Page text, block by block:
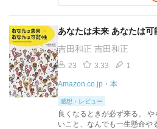
あなたは未来 あなたは可
吉田和正 吉田和正
23 3.33 1
Amazon.co.jp・本
感想・レビュー
良くなるときが必ず来る。
いこと、なんでも一生懸命や